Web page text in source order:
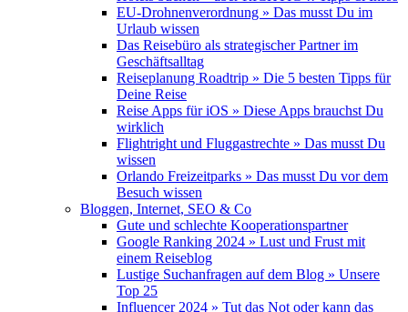
EU-Drohnenverordnung » Das musst Du im
Urlaub wissen
Das Reisebüro als strategischer Partner im
Geschäftsalltag
Reiseplanung Roadtrip » Die 5 besten Tipps für
Deine Reise
Reise Apps für iOS » Diese Apps brauchst Du
wirklich
Flightright und Fluggastrechte » Das musst Du
wissen
Orlando Freizeitparks » Das musst Du vor dem
Besuch wissen
Bloggen, Internet, SEO & Co
Gute und schlechte Kooperationspartner
Google Ranking 2024 » Lust und Frust mit
einem Reiseblog
Lustige Suchanfragen auf dem Blog » Unsere
Top 25
Influencer 2024 » Tut das Not oder kann das